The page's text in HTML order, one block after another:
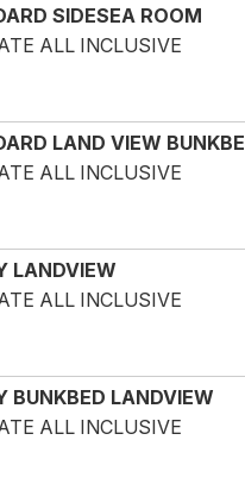
SIDESEA ROOM
ALL INCLUSIVE
LAND VIEW
ALL INCLUSIVE
LANDVIEW
ALL INCLUSIVE
BUNKBED LANDVIEW
ALL INCLUSIVE